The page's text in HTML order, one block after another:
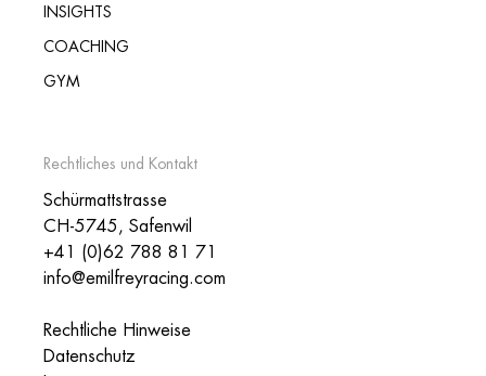
INSIGHTS
COACHING
GYM
Rechtliches und Kontakt
Schürmattstrasse
CH-5745, Safenwil
+41 (0)62 788 81 71
info@emilfreyracing.com
Rechtliche Hinweise
Datenschutz